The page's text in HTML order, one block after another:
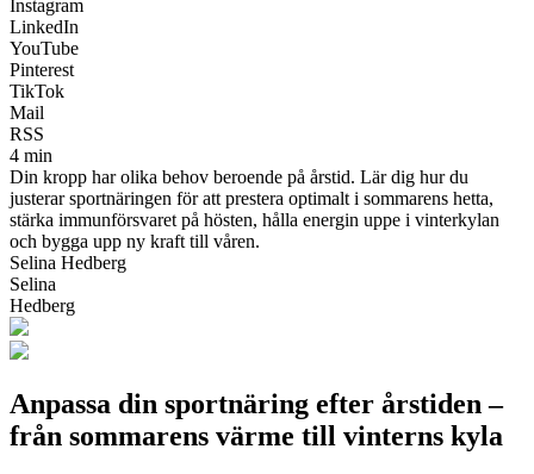
Instagram
LinkedIn
YouTube
Pinterest
TikTok
Mail
RSS
4 min
Din kropp har olika behov beroende på årstid. Lär dig hur du
justerar sportnäringen för att prestera optimalt i sommarens hetta,
stärka immunförsvaret på hösten, hålla energin uppe i vinterkylan
och bygga upp ny kraft till våren.
Selina Hedberg
Selina
Hedberg
Anpassa din sportnäring efter årstiden –
från sommarens värme till vinterns kyla